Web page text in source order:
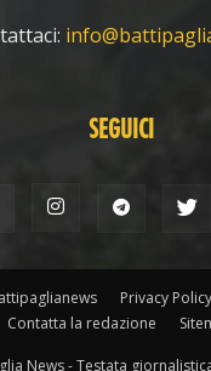
SEGUICI
Privacy Policy
Contatta la redazione
News - Testata